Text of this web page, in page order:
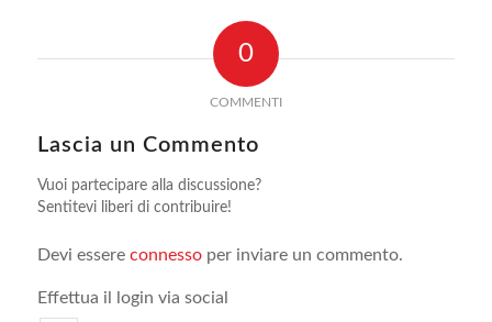
0
COMMENTI
Lascia un Commento
Vuoi partecipare alla discussione?
Sentitevi liberi di contribuire!
Devi essere connessoper inviare un commento.
Effettua il login via social